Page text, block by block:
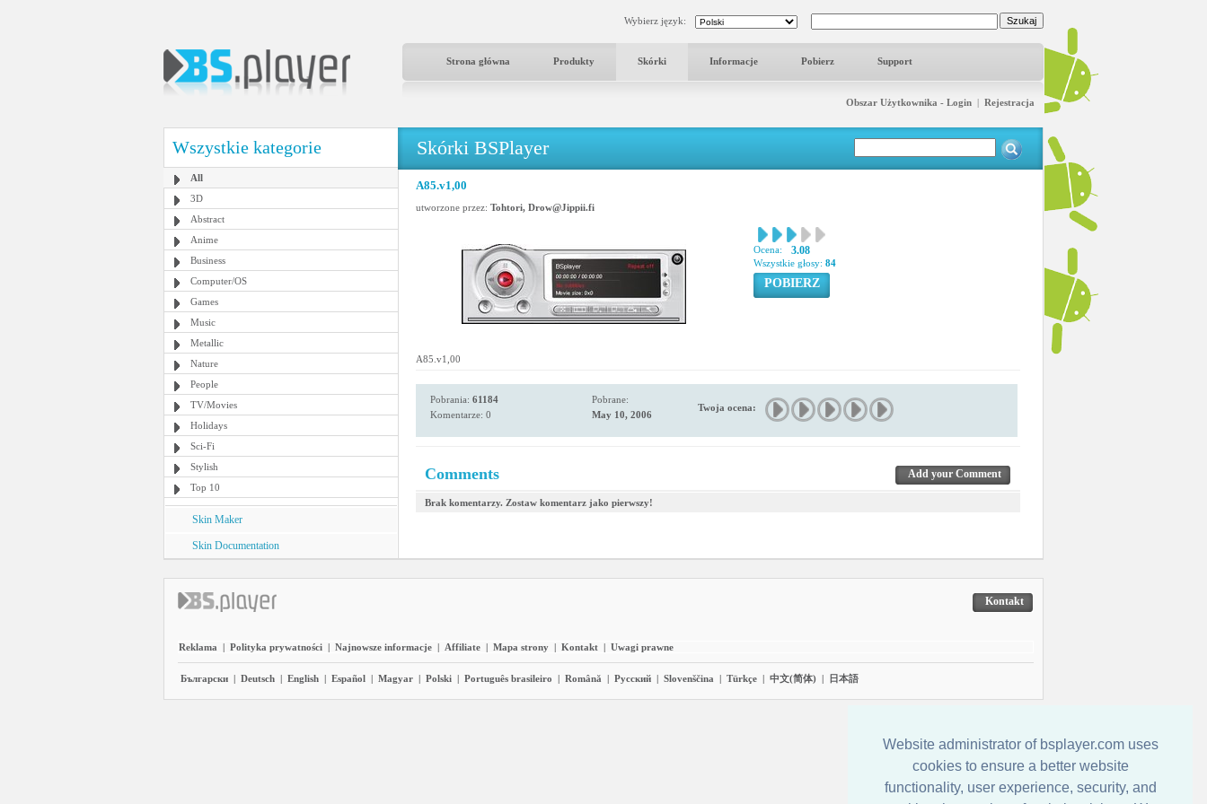
Website administrator of bsplayer.com uses
cookies to ensure a better website
functionality, user experience, security, and
Wybierz język:
Strona główna Produkty Skórki Informacje Pobierz Support
Obszar Użytkownika - Login | Rejestracja
Wszystkie kategorie
All
3D
Abstract
Anime
Business
Computer/OS
Games
Music
Metallic
Nature
People
TV/Movies
Holidays
Sci-Fi
Stylish
Top 10
Skin Maker
Skin Documentation
Skórki BSPlayer
A85.v1,00
utworzone przez: Tohtori, Drow@Jippii.fi
Ocena: 3.08
Wszystkie głosy: 84
POBIERZ
A85.v1,00
Pobrania: 61184
Komentarze: 0
Pobrane:
May 10, 2006
Twoja ocena:
Comments Add your Comment
Brak komentarzy. Zostaw komentarz jako pierwszy!
Kontakt
Reklama | Polityka prywatności | Najnowsze informacje | Affiliate | Mapa strony | Kontakt | Uwagi prawne
Български | Deutsch | English | Español | Magyar | Polski | Português brasileiro | Română | Pyccĸий | Slovenščina | Türkçe | 中文(简体) | 日本語